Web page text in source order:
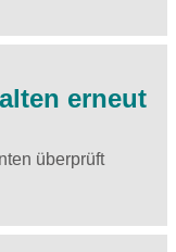
erneut
überprüft